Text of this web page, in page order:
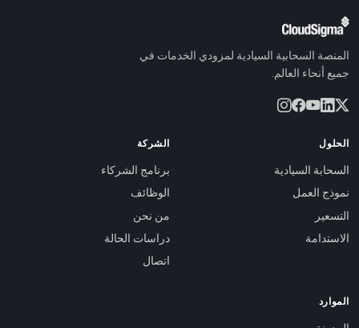
المنصة السحابية السيادية لمزودي الخدمات في
جميع أنحاء العالم.
الحلول
السحابة السيادية
نموذج العمل
التسعير
الاستدامة
الشركة
برنامج الشركاء
الوظائف
من نحن
دراسات الحالة
اتصال
الموارد